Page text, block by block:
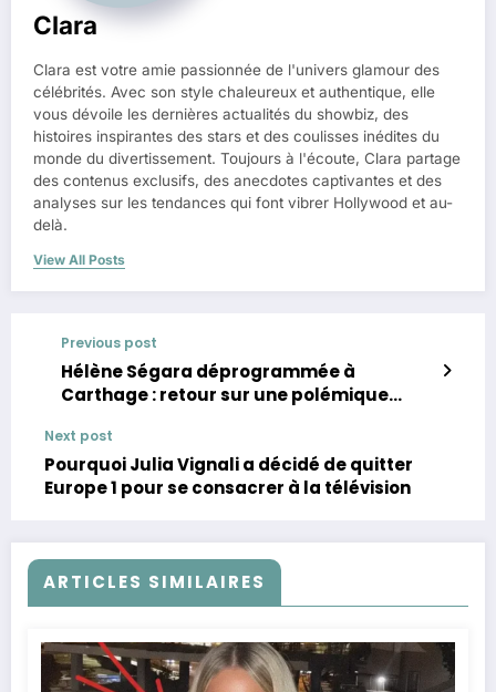
Clara
Clara est votre amie passionnée de l'univers glamour des
célébrités. Avec son style chaleureux et authentique, elle
vous dévoile les dernières actualités du showbiz, des
histoires inspirantes des stars et des coulisses inédites du
monde du divertissement. Toujours à l'écoute, Clara partage
des contenus exclusifs, des anecdotes captivantes et des
analyses sur les tendances qui font vibrer Hollywood et au-
delà.
View All Posts
Previous post
Hélène Ségara déprogrammée à
Carthage : retour sur une polémique
Next post
Pourquoi Julia Vignali a décidé de quitter
Europe 1 pour se consacrer à la télévision
ARTICLES SIMILAIRES